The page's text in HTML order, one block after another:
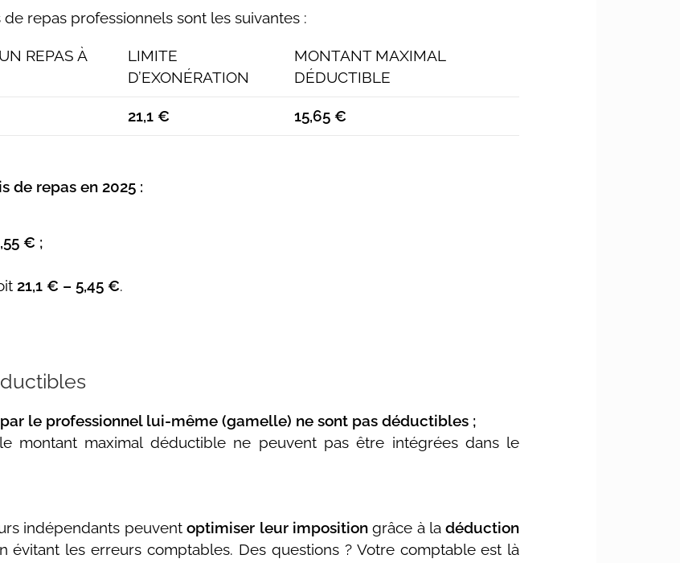
repas professionnels sont les suivantes :
REPAS À
LIMITE
D’EXONÉRATION
MONTANT MAXIMAL
DÉDUCTIBLE
21,1 € 15,65 €
de repas en 2025 :
€ ;
21,1 € – 5,45 €.
le professionnel lui-même (gamelle) ne sont pas déductibles ;
montant maximal déductible ne peuvent pas être intégrées dans le
indépendants peuventoptimiser leur impositiongrâce à ladéduction
évitant les erreurs comptables. Des questions ? Votre comptable est là